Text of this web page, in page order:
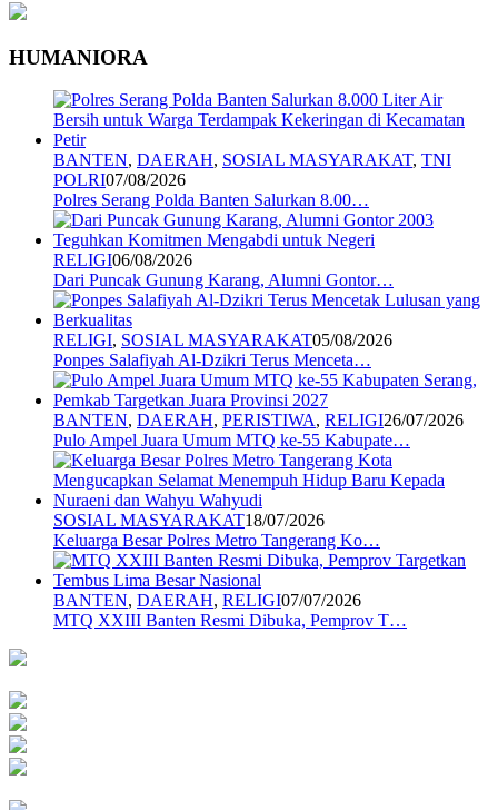
HUMANIORA
BANTEN, DAERAH, SOSIAL MASYARAKAT, TNI
POLRI07/08/2026
Polres Serang Polda Banten Salurkan 8.00…
RELIGI06/08/2026
Dari Puncak Gunung Karang, Alumni Gontor…
RELIGI, SOSIAL MASYARAKAT05/08/2026
Ponpes Salafiyah Al-Dzikri Terus Menceta…
BANTEN, DAERAH, PERISTIWA, RELIGI26/07/2026
Pulo Ampel Juara Umum MTQ ke-55 Kabupate…
SOSIAL MASYARAKAT18/07/2026
Keluarga Besar Polres Metro Tangerang Ko…
BANTEN, DAERAH, RELIGI07/07/2026
MTQ XXIII Banten Resmi Dibuka, Pemprov T…